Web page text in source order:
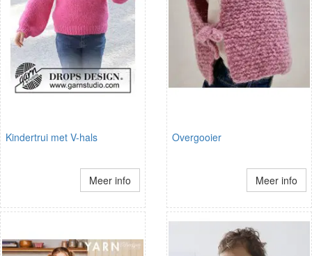
Kindertrui met V-hals
Meer info
Overgooier
Meer info